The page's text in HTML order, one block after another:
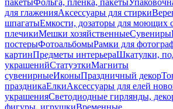
пакетыФольга, пленка, пакеты
для глаженияАксессуары для стирки
шпагатыЕмкости, дозаторы для моющих
плечикиМешки хозяйственныеСувениры
постерыФотоальбомыРамки для
картинПредметы интерьераШкатулки,
украшенийСтатуэткиМагниты
сувенирныеИконыПраздничный декор
праздникаЕлкиАксессуары для елей
украшенияСветодиодные гирлянды,
фигуры, игрушкиВременные